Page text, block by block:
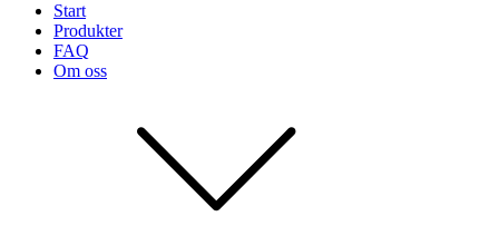
Start
Produkter
FAQ
Om oss